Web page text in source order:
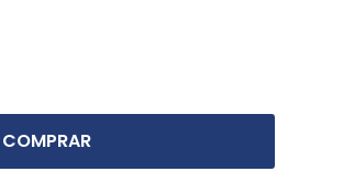
COMPRAR